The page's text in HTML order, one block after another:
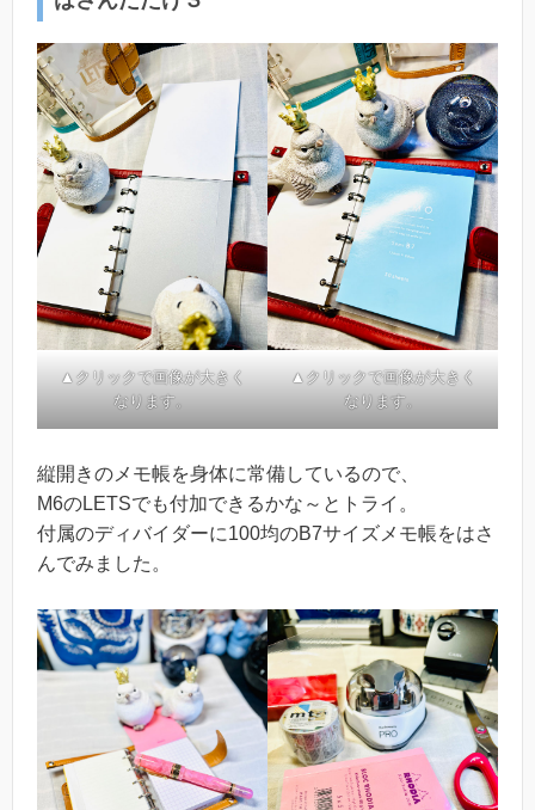
▲クリックで画像が大きく
なります。
▲クリックで画像が大きく
なります。
縦開きのメモ帳を身体に常備しているので、
M6のLETSでも付加できるかな～とトライ。
付属のディバイダーに100均のB7サイズメモ帳をはさ
んでみました。